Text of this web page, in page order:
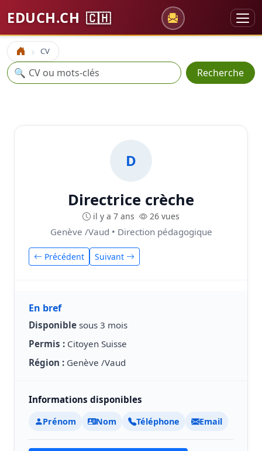
EDUCH.CH 🇨🇭
Accueil CV
Recherche
🔍 Recherche
D
Directrice crèche
il y a 7 ans 26 vues
Genève /Vaud • Direction pédagogique
Précédent Suivant
En bref
Disponible sous 3 mois
Permis : Citoyen Suisse
Région : Genève /Vaud
Informations disponibles
Prénom Nom Téléphone Email